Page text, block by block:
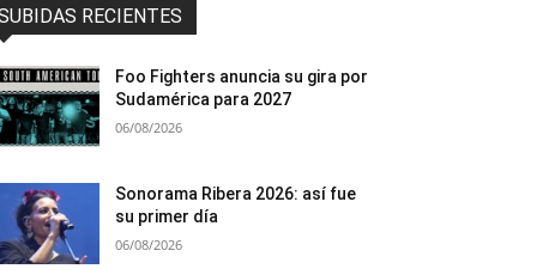
RECIENTES
Foo Fighters anuncia su gira por
Sudamérica para 2027
06/08/2026
Sonorama Ribera 2026: así fue
su primer día
06/08/2026